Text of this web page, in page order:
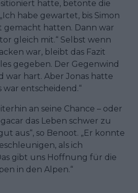
hatte, betonte die
habe gewartet, bis Simon
gemacht hatten. Dann war
gleich mit.“ Selbst wenn
war, bleibt das Fazit
gegeben. Der Gegenwind
war hart. Aber Jonas hatte
entscheidend.“
an seine Chance – oder
das Leben schwer zu
aus“, so Benoot. „Er konnte
als ich
gibt uns Hoffnung für die
in den Alpen.“